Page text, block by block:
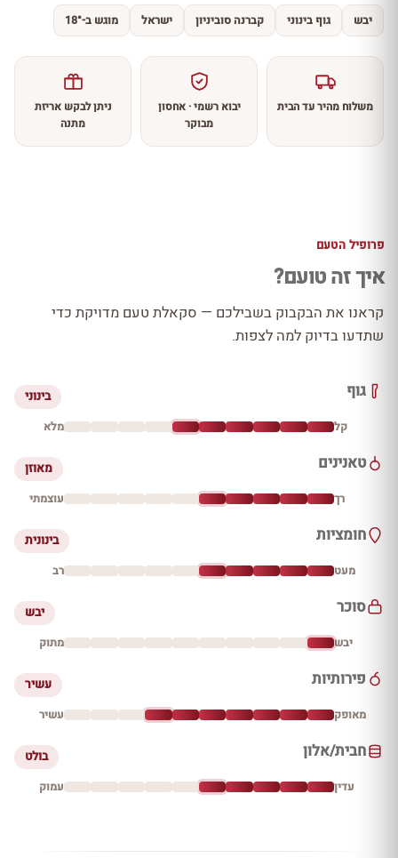
יבש גוף בינוני קברנה סוביניון ישראל מוגש ב-18°
משלוח מהיר עד הבית
יבוא רשמי · אחסון
מבוקר
ניתן לבקש אריזת
מתנה
פרופיל הטעם
איך זה טועם?
קראנו את הבקבוק בשבילכם — סקאלת טעם מדויקת כדי
שתדעו בדיוק למה לצפות.
גוף בינוני
קל מלא
טאנינים מאוזן
רך עוצמתי
חומציות בינונית
מעט רב
סוכר יבש
יבש מתוק
פירותיות עשיר
מאופק עשיר
חבית/אלון בולט
עדין עמוק